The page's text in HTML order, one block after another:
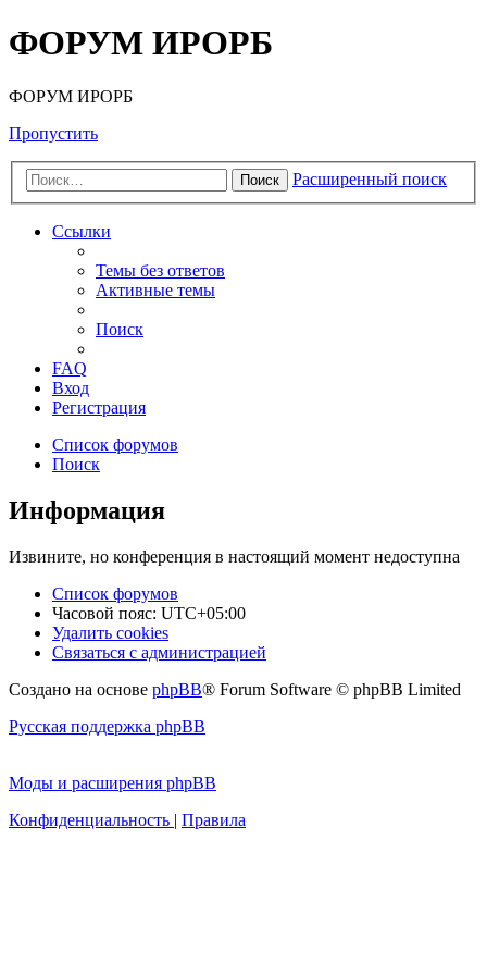
ФОРУМ ИРОРБ
ФОРУМ ИРОРБ
Пропустить
Поиск Расширенный поиск
Ссылки
Темы без ответов
Активные темы
Поиск
FAQ
Вход
Регистрация
Список форумов
Поиск
Информация
Извините, но конференция в настоящий момент недоступна
Список форумов
Часовой пояс: UTC+05:00
Удалить cookies
Связаться с администрацией
Создано на основе phpBB® Forum Software © phpBB Limited
Русская поддержка phpBB
Моды и расширения phpBB
Конфиденциальность | Правила